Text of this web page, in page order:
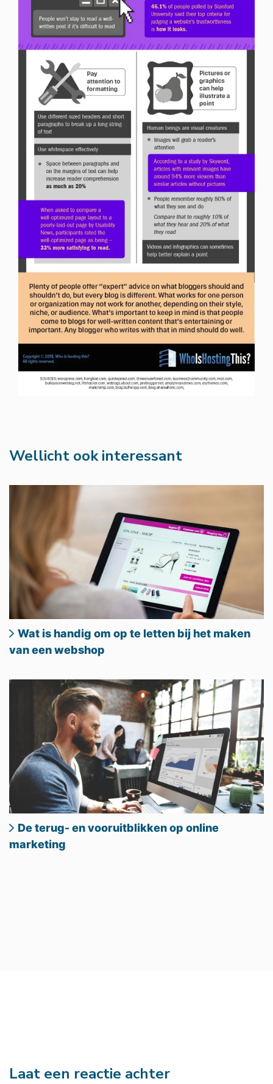
Wellicht ook interessant
Wat is handig om op te letten bij het maken
van een webshop
De terug- en vooruitblikken op online
marketing
Laat een reactie achter